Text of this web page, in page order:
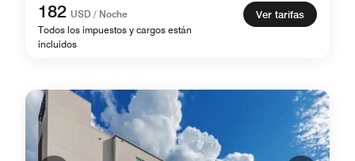
182 USD / Noche
Todos los impuestos y cargos están
incluidos
Ver tarifas